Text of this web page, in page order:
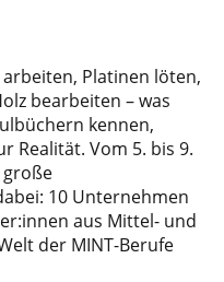
Platinen löten,
bearbeiten – was
kennen,
Realität. Vom 5. bis 9.
große
10 Unternehmen
aus Mittel- und
der MINT-Berufe